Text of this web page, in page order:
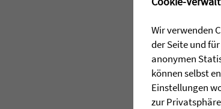
Jacqueline
0151
E-Mail senden
Wir verwenden
der Seite und
anonymen
können selbst
Einstellungen
zur